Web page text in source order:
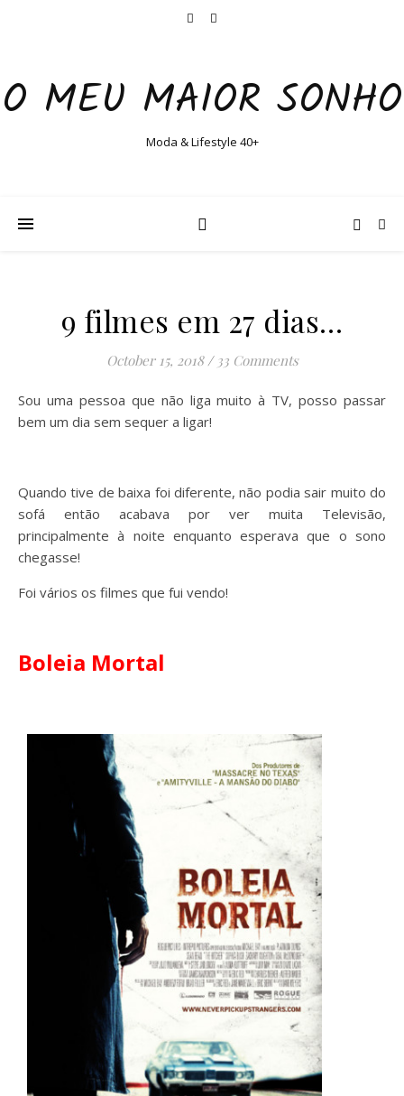
O MEU MAIOR SONHO
Moda & Lifestyle 40+
9 filmes em 27 dias…
October 15, 2018 / 33 Comments
Sou uma pessoa que não liga muito à TV, posso passar
bem um dia sem sequer a ligar!
Quando tive de baixa foi diferente, não podia sair muito do
sofá então acabava por ver muita Televisão,
principalmente à noite enquanto esperava que o sono
chegasse!
Foi vários os filmes que fui vendo!
Boleia Mortal